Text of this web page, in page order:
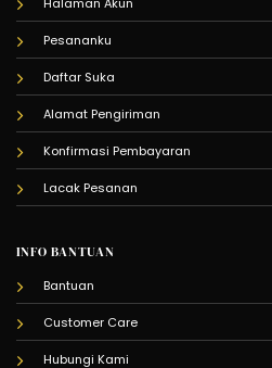
Pesananku
Daftar Suka
Alamat Pengiriman
Konfirmasi Pembayaran
Lacak Pesanan
INFO BANTUAN
Bantuan
Customer Care
Hubungi Kami